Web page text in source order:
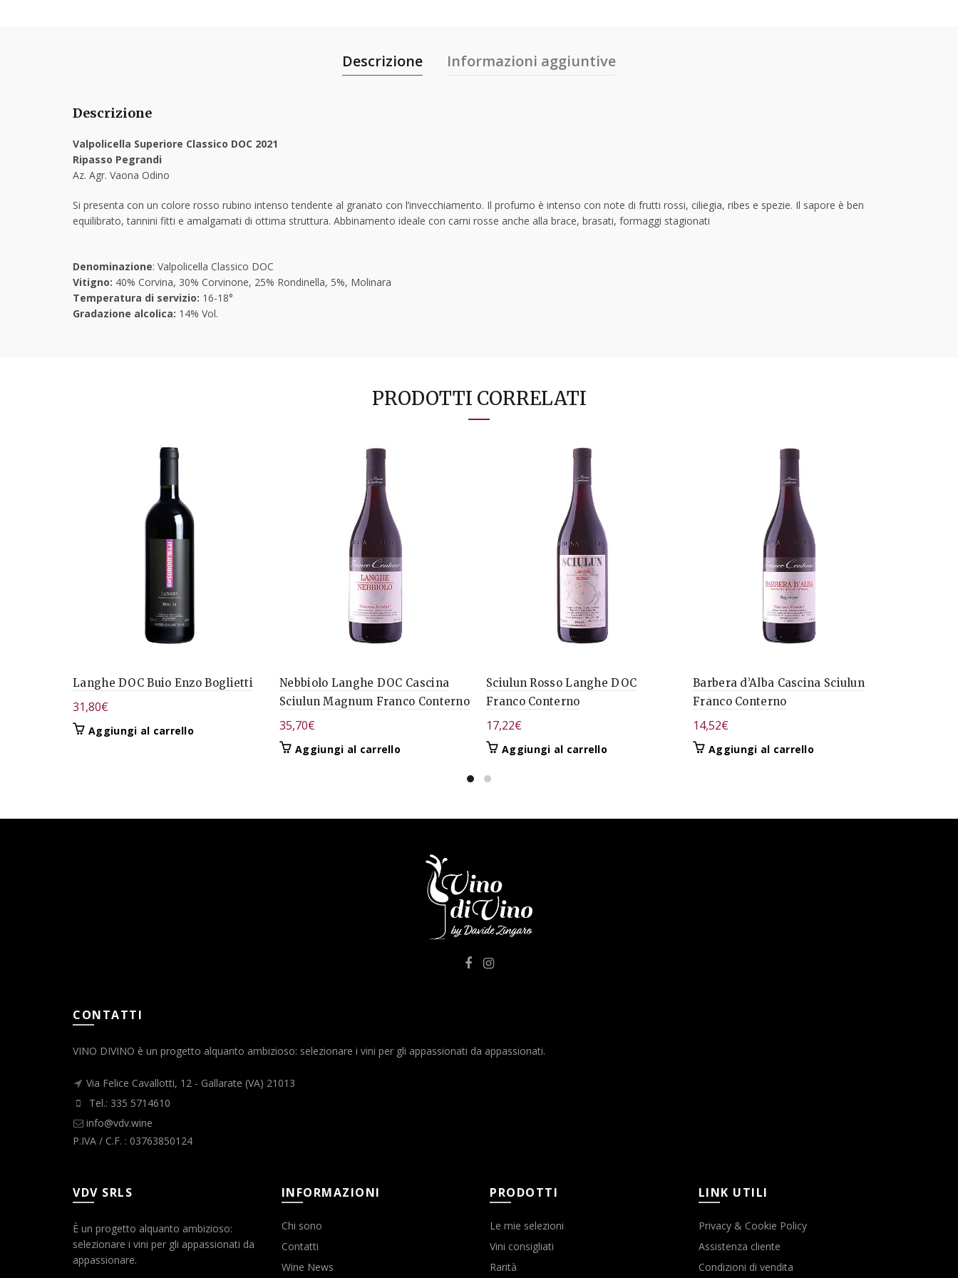
Descrizione Informazioni aggiuntive
Descrizione
Valpolicella Superiore Classico DOC 2021
Ripasso Pegrandi
Az. Agr. Vaona Odino
Si presenta con un colore rosso rubino intenso tendente al granato con l’invecchiamento. Il profumo è intenso con note di frutti rossi, ciliegia, ribes e spezie. Il sapore è ben
equilibrato, tannini fitti e amalgamati di ottima struttura. Abbinamento ideale con carni rosse anche alla brace, brasati, formaggi stagionati
Denominazione: Valpolicella Classico DOC
Vitigno: 40% Corvina, 30% Corvinone, 25% Rondinella, 5%, Molinara
Temperatura di servizio: 16-18°
Gradazione alcolica: 14% Vol.
PRODOTTI CORRELATI
Langhe DOC Buio Enzo Boglietti
31,80€
Aggiungi al carrello
Nebbiolo Langhe DOC Cascina
Sciulun Magnum Franco Conterno
35,70€
Aggiungi al carrello
Sciulun Rosso Langhe DOC
Franco Conterno
17,22€
Aggiungi al carrello
Barbera d’Alba Cascina Sciulun
Franco Conterno
14,52€
Aggiungi al carrello
CONTATTI
VINO DIVINO è un progetto alquanto ambizioso: selezionare i vini per gli appassionati da appassionati.
Via Felice Cavallotti, 12 - Gallarate (VA) 21013
Tel.: 335 5714610
info@vdv.wine
P.IVA / C.F. : 03763850124
VDV SRLS
È un progetto alquanto ambizioso:
selezionare i vini per gli appassionati da
appassionare.
INFORMAZIONI
Chi sono
Contatti
Wine News
PRODOTTI
Le mie selezioni
Vini consigliati
Rarità
LINK UTILI
Privacy & Cookie Policy
Assistenza cliente
Condizioni di vendita